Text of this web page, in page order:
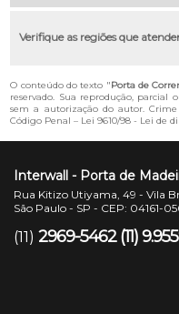
Verifique as regiões que
O conteúdo do texto "Porta de
reservado. Sua reprodução, parcial
sem a autorização do autor.
Código Penal – Lei 9610/98 - Lei de
Interwall - Porta de
Rua Kitizo Utiyama, 49 - Vila
São Paulo - SP - CEP: 04161-
(11) 2969-5462 (11)